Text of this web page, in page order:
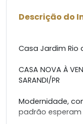
Descrição do
Casa Jardim Rio
CASA NOVA À
SARANDI/PR
Modernidade,
padrão esperam